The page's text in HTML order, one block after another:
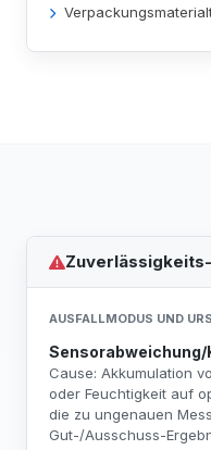
AUSFALLMODUS UND
Cause: Akkumulation
oder Feuchtigkeit auf
die zu ungenauen
Gut-/Ausschuss-